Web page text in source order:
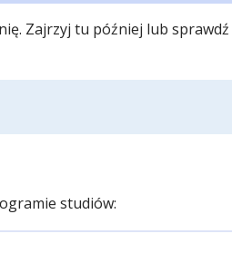
Zajrzyj tu później lub
studiów: